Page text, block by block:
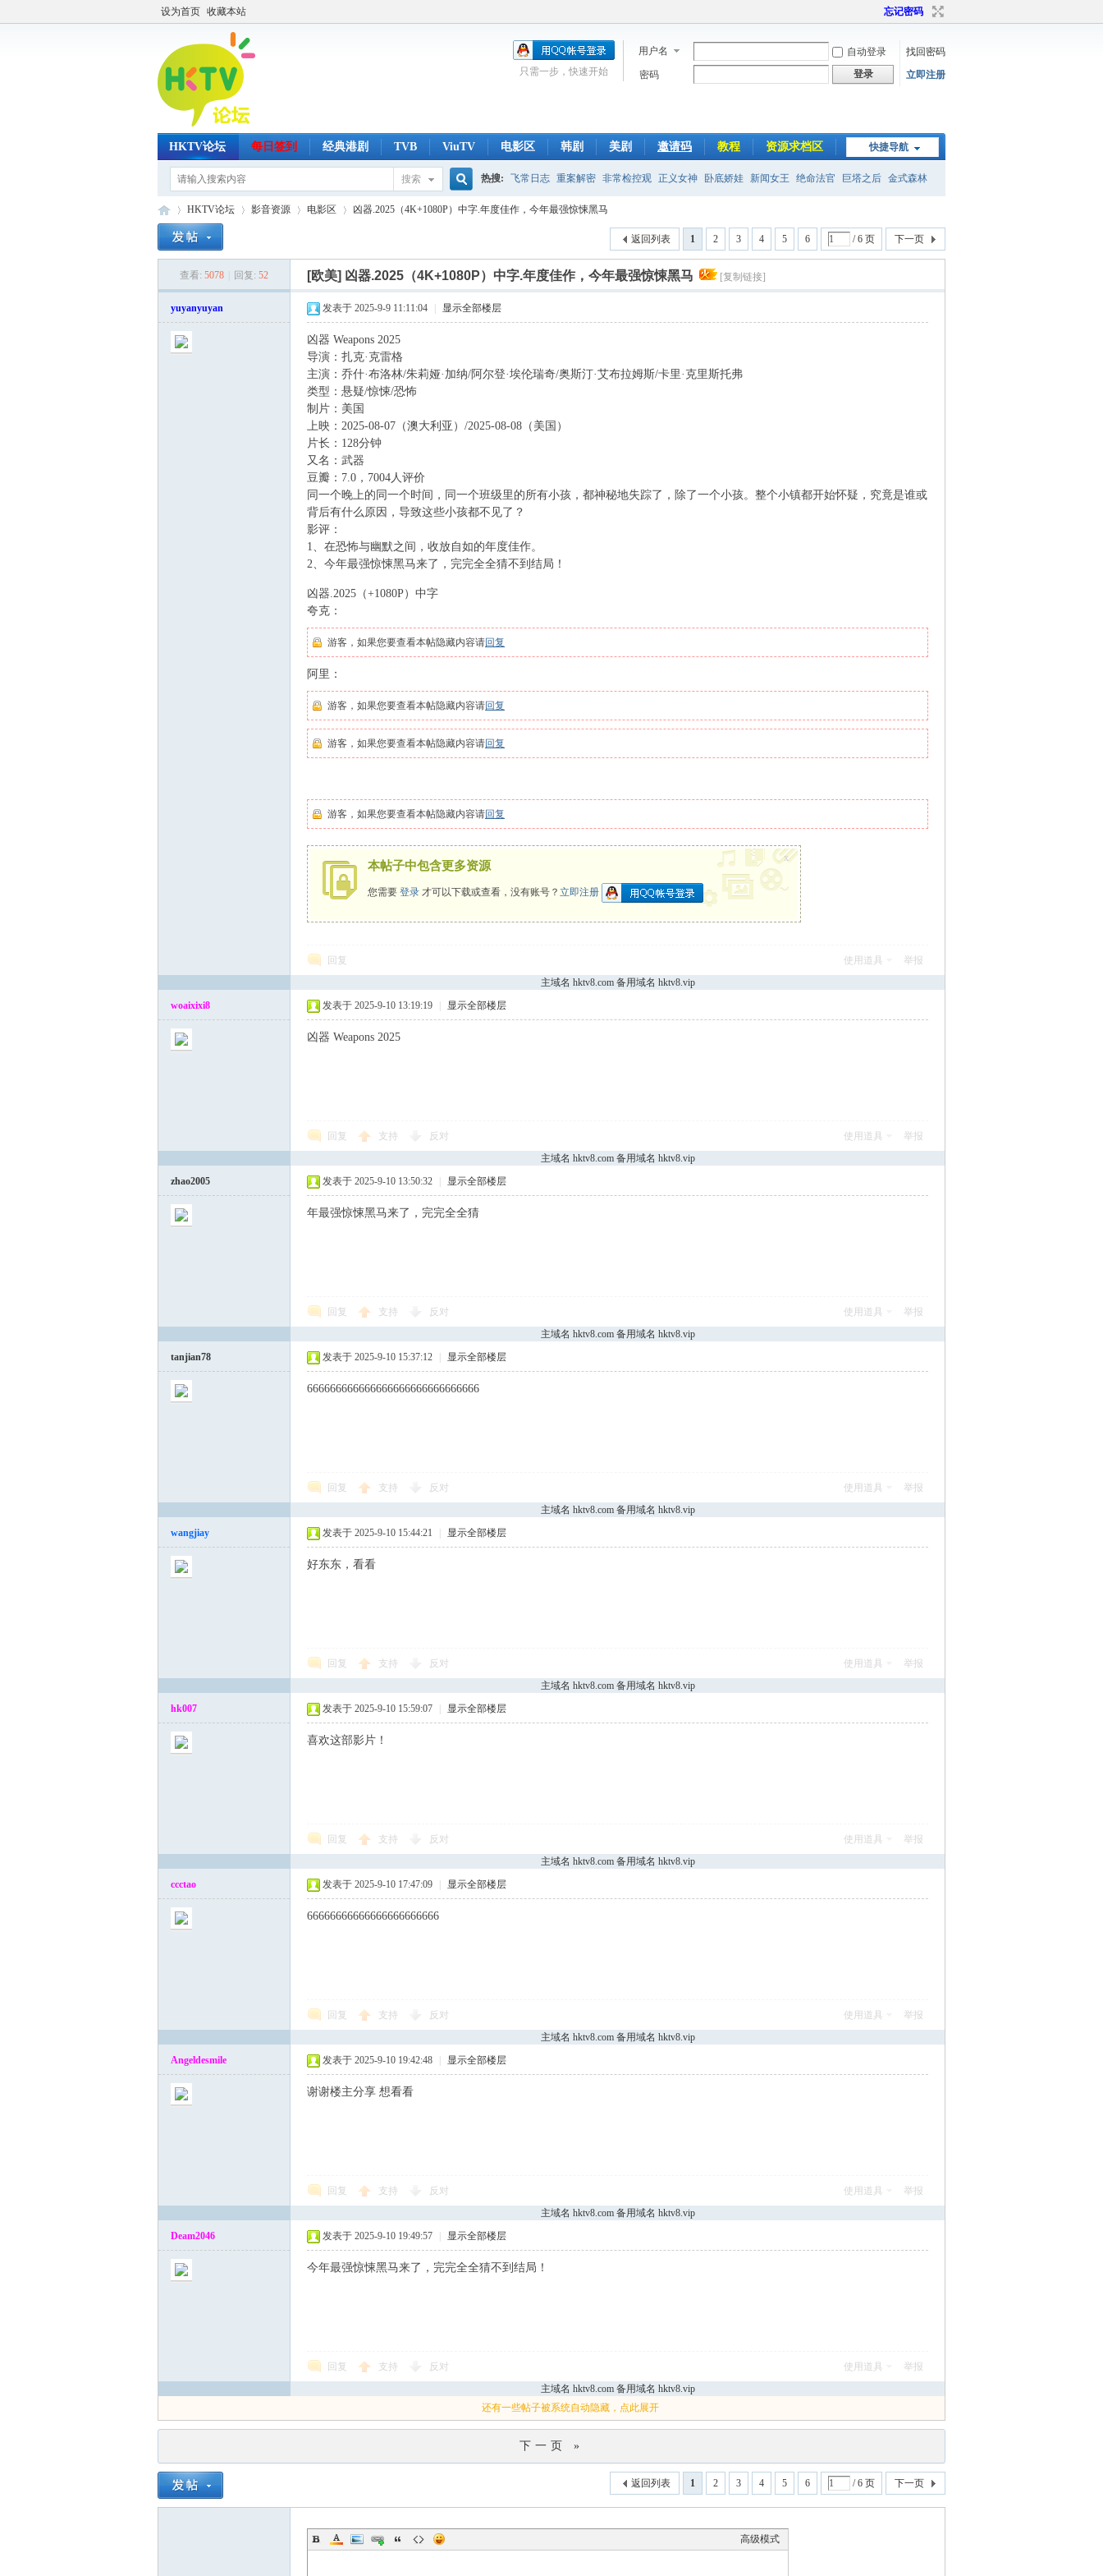
设为首页 收藏本站 忘记密码
用户名 自动登录
找回密码
密码
登录 立即注册
只需一步，快速开始
快捷导航
HKTV论坛 每日签到 经典港剧 TVB ViuTV 电影区 韩剧 美剧 邀请码 教程 资源求档区
搜索
搜
索
热搜: 飞常日志 重案解密 非常检控观 正义女神 卧底娇娃 新闻女王 绝命法官 巨塔之后 金式森林
侠医 光明大押 翻盘下半场
HKTV论坛
›
影音资源 电影区
›
凶器.2025（4K+1080P）中字.年度佳作，今年最强惊悚黑马
1 2 3 4 5 6 / 6 页 下一页
返回列表
查看: 5078 回复: 52 [欧美] 凶器.2025（4K+1080P）中字.年度佳作，今年最强惊悚黑马 [复制链接]
yuyanyuyan 发表于 2025-9-9 11:11:04 显示全部楼层
凶器 Weapons 2025
导演：扎克·克雷格
主演：乔什·布洛林/朱莉娅·加纳/阿尔登·埃伦瑞奇/奥斯汀·艾布拉姆斯/卡里·克里斯托弗
类型：悬疑/惊悚/恐怖
制片：美国
上映：2025-08-07（澳大利亚）/2025-08-08（美国）
片长：128分钟
又名：武器
豆瓣：7.0，7004人评价
同一个晚上的同一个时间，同一个班级里的所有小孩，都神秘地失踪了，除了一个小孩。整个小镇都开始怀疑，究竟是谁或
背后有什么原因，导致这些小孩都不见了？
影评：
1、在恐怖与幽默之间，收放自如的年度佳作。
2、今年最强惊悚黑马来了，完完全全猜不到结局！
凶器.2025（+1080P）中字
夸克：
游客，如果您要查看本帖隐藏内容请回复
阿里：
游客，如果您要查看本帖隐藏内容请回复
游客，如果您要查看本帖隐藏内容请回复
游客，如果您要查看本帖隐藏内容请回复
本帖子中包含更多资源
您需要 登录 才可以下载或查看，没有账号？ 立即注册
x
回复 使用道具
举报
主域名 hktv8.com 备用域名 hktv8.vip
woaixixi8
发表于 2025-9-10 13:19:19 显示全部楼层
凶器 Weapons 2025
回复 支持 反对 使用道具
举报
主域名 hktv8.com 备用域名 hktv8.vip
zhao2005
发表于 2025-9-10 13:50:32 显示全部楼层
年最强惊悚黑马来了，完完全全猜
回复 支持 反对 使用道具
举报
主域名 hktv8.com 备用域名 hktv8.vip
tanjian78
发表于 2025-9-10 15:37:12 显示全部楼层
666666666666666666666666666666
回复 支持 反对 使用道具
举报
主域名 hktv8.com 备用域名 hktv8.vip
wangjiay
发表于 2025-9-10 15:44:21 显示全部楼层
好东东，看看
回复 支持 反对 使用道具
举报
主域名 hktv8.com 备用域名 hktv8.vip
hk007
发表于 2025-9-10 15:59:07 显示全部楼层
喜欢这部影片！
回复 支持 反对 使用道具
举报
主域名 hktv8.com 备用域名 hktv8.vip
ccctao
发表于 2025-9-10 17:47:09 显示全部楼层
66666666666666666666666
回复 支持 反对 使用道具
举报
主域名 hktv8.com 备用域名 hktv8.vip
Angeldesmile
发表于 2025-9-10 19:42:48 显示全部楼层
谢谢楼主分享 想看看
回复 支持 反对 使用道具
举报
主域名 hktv8.com 备用域名 hktv8.vip
Deam2046
发表于 2025-9-10 19:49:57 显示全部楼层
今年最强惊悚黑马来了，完完全全猜不到结局！
回复 支持 反对 使用道具
举报
主域名 hktv8.com 备用域名 hktv8.vip
还有一些帖子被系统自动隐藏，点此展开
下一页 »
1 2 3 4 5 6 / 6 页 下一页
返回列表
高级模式